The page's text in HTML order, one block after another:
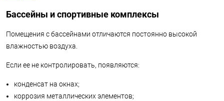
Бассейны и спортивные комплексы
Помещения с бассейнами отличаются постоянно высокой
влажностью воздуха.
Если ее не контролировать, появляются:
конденсат на окнах;
коррозия металлических элементов;